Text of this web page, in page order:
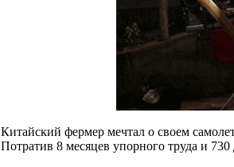
Китайский фермер мечтал о своем
Потратив 8 месяцев упорного труда и